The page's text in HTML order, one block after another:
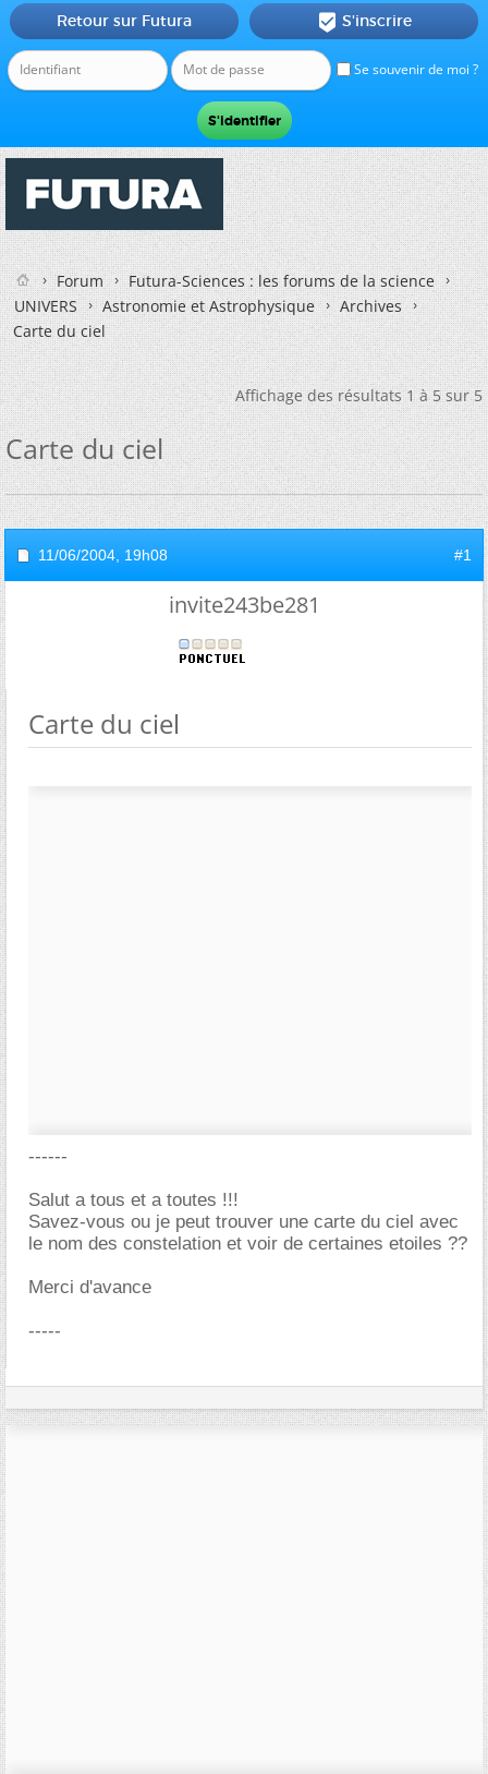
Se souvenir de moi ?
Retour sur Futura  S'inscrire
Forum
Futura-Sciences : les forums de la science
UNIVERS
Astronomie et Astrophysique
Archives
Carte du ciel
Affichage des résultats 1 à 5 sur 5
Carte du ciel
11/06/2004, 19h08 #1
invite243be281
Carte du ciel
------
Salut a tous et a toutes !!!
Savez-vous ou je peut trouver une carte du ciel avec
le nom des constelation et voir de certaines etoiles ??
Merci d'avance
-----